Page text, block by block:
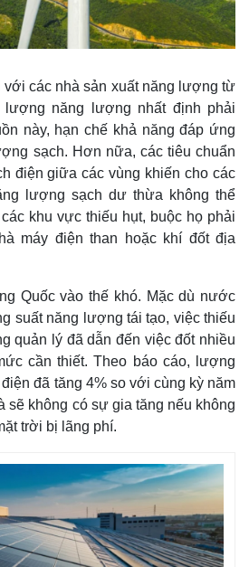
Ảnh
E-Magazine
Infographic
các nhà sản xuất năng lượng từ
lượng năng lượng nhất định phải
này, hạn chế khả năng đáp ứng
sạch. Hơn nữa, các tiêu chuẩn
điện giữa các vùng khiến cho các
lượng sạch dư thừa không thể
khu vực thiếu hụt, buộc họ phải
máy điện than hoặc khí đốt địa
Quốc vào thế khó. Mặc dù nước
suất năng lượng tái tạo, việc thiếu
quản lý đã dẫn đến việc đốt nhiều
cần thiết. Theo báo cáo, lượng
đã tăng 4% so với cùng kỳ năm
sẽ không có sự gia tăng nếu không
trời bị lãng phí.